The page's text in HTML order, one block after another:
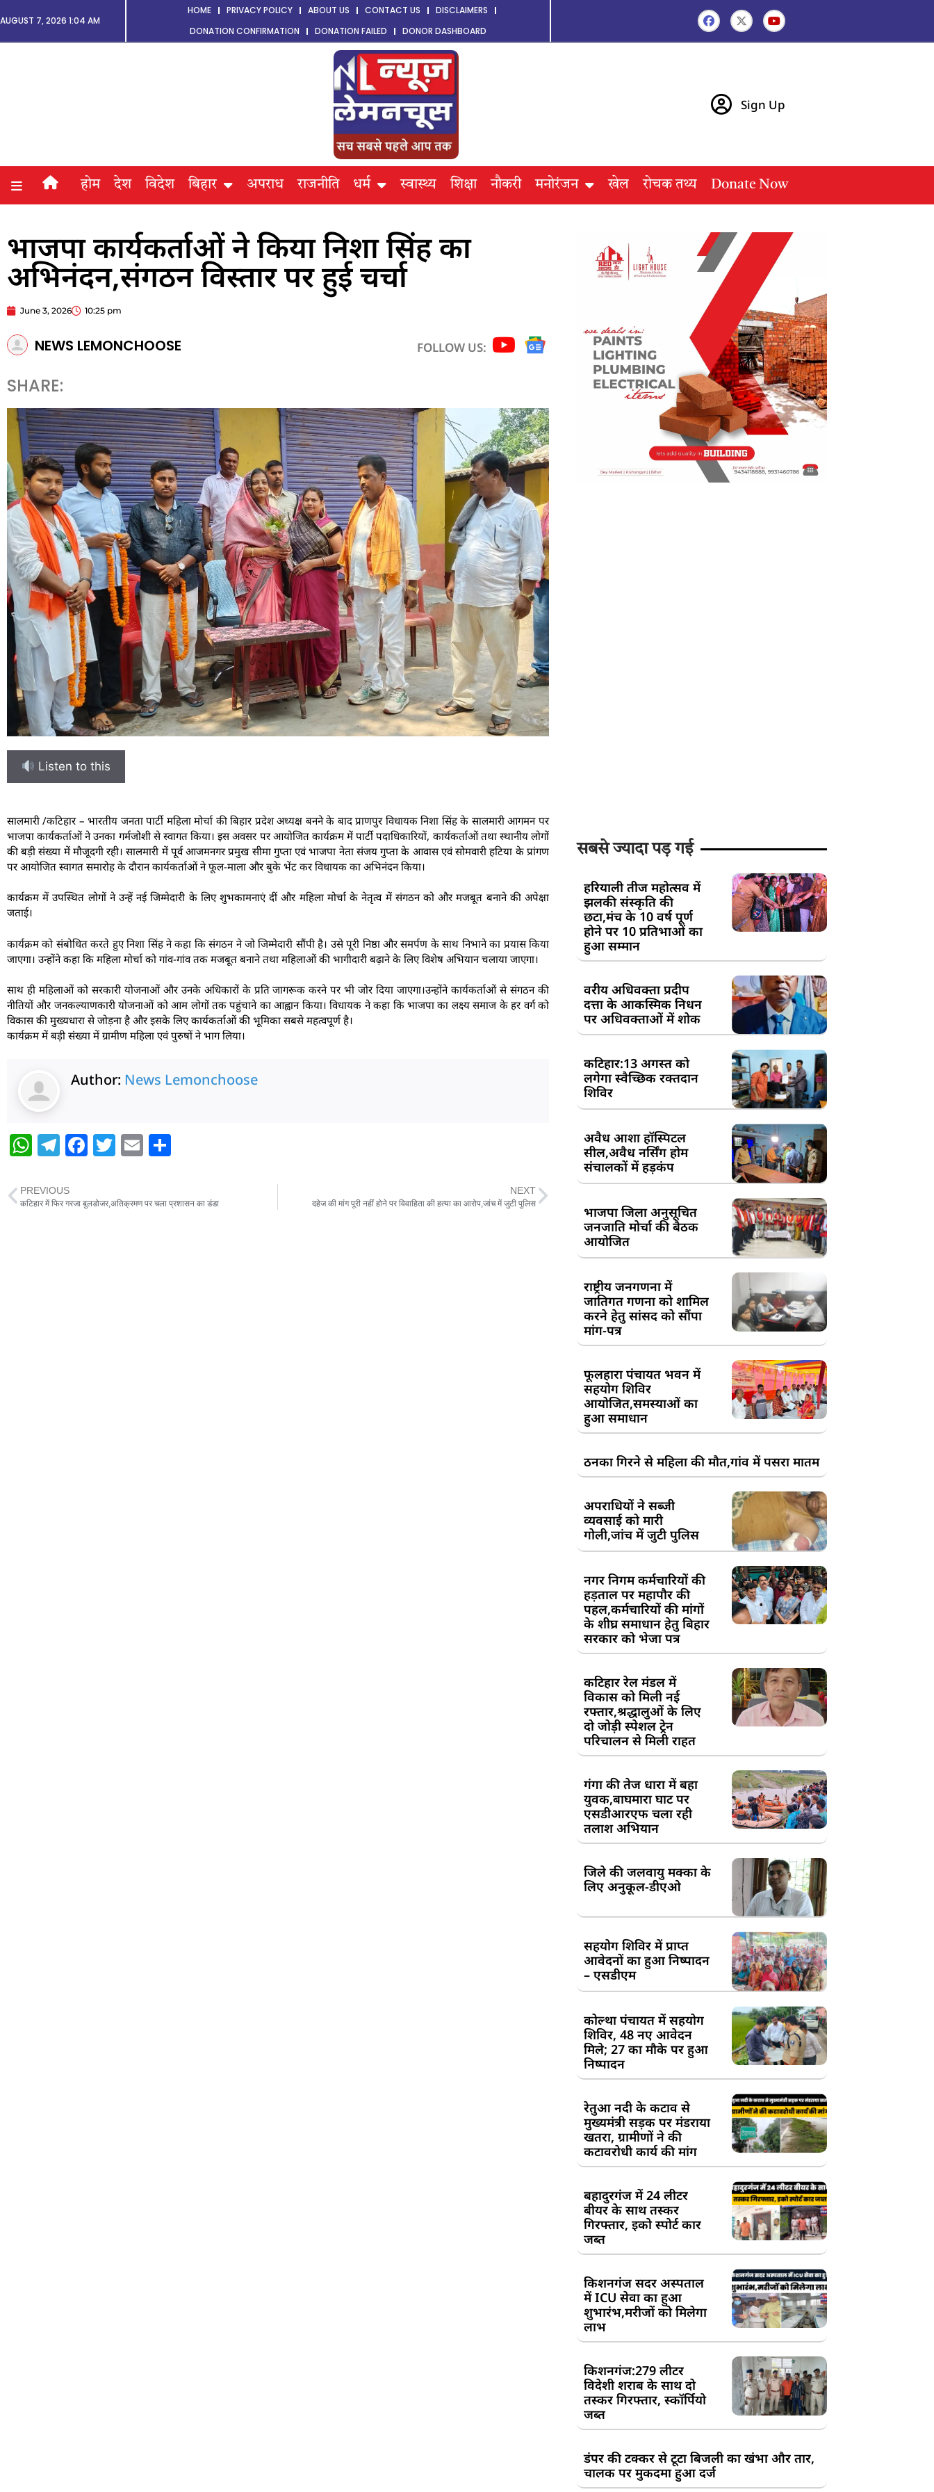
AUGUST 7, 2026 1:04 AM
HOME PRIVACY POLICY ABOUT US CONTACT US
DISCLAIMERS
DONATION CONFIRMATION
DONATION FAILED DONOR DASHBOARD
Sign Up
होम देश विदेश बिहार अपराध राजनीति धर्म स्वास्थ्य शिक्षा नौकरी मनोरंजन खेल रोचक तथ्य Donate Now
भाजपा कार्यकर्ताओं ने किया निशा सिंह का
अभिनंदन,संगठन विस्तार पर हुई चर्चा
June 3, 2026 10:25 pm
NEWS LEMONCHOOSE FOLLOW US:
SHARE:
Listen to this
सालमारी /कटिहार – भारतीय जनता पार्टी महिला मोर्चा की बिहार प्रदेश अध्यक्ष बनने के बाद प्राणपुर विधायक निशा सिंह के सालमारी आगमन पर
भाजपा कार्यकर्ताओं ने उनका गर्मजोशी से स्वागत किया। इस अवसर पर आयोजित कार्यक्रम में पार्टी पदाधिकारियों, कार्यकर्ताओं तथा स्थानीय लोगों
की बड़ी संख्या में मौजूदगी रही। सालमारी में पूर्व आजमनगर प्रमुख सीमा गुप्ता एवं भाजपा नेता संजय गुप्ता के आवास एवं सोमवारी हटिया के प्रांगण
पर आयोजित स्वागत समारोह के दौरान कार्यकर्ताओं ने फूल-माला और बुके भेंट कर विधायक का अभिनंदन किया।
कार्यक्रम में उपस्थित लोगों ने उन्हें नई जिम्मेदारी के लिए शुभकामनाएं दीं और महिला मोर्चा के नेतृत्व में संगठन को और मजबूत बनाने की अपेक्षा
जताई।
कार्यक्रम को संबोधित करते हुए निशा सिंह ने कहा कि संगठन ने जो जिम्मेदारी सौंपी है। उसे पूरी निष्ठा और समर्पण के साथ निभाने का प्रयास किया
जाएगा। उन्होंने कहा कि महिला मोर्चा को गांव-गांव तक मजबूत बनाने तथा महिलाओं की भागीदारी बढ़ाने के लिए विशेष अभियान चलाया जाएगा।
साथ ही महिलाओं को सरकारी योजनाओं और उनके अधिकारों के प्रति जागरूक करने पर भी जोर दिया जाएगा।उन्होंने कार्यकर्ताओं से संगठन की
नीतियों और जनकल्याणकारी योजनाओं को आम लोगों तक पहुंचाने का आह्वान किया। विधायक ने कहा कि भाजपा का लक्ष्य समाज के हर वर्ग को
विकास की मुख्यधारा से जोड़ना है और इसके लिए कार्यकर्ताओं की भूमिका सबसे महत्वपूर्ण है।
कार्यक्रम में बड़ी संख्या में ग्रामीण महिला एवं पुरुषों ने भाग लिया।
Author: News Lemonchoose
W
at
s
T
e
g
F
e
T
er
E
l e
PREVIOUS
कटिहार में फिर गरजा बुलडोजर,अतिक्रमण पर चला प्रशासन का डंडा
NEXT
दहेज की मांग पूरी नहीं होने पर विवाहिता की हत्या का आरोप,जांच में जुटी पुलिस
सबसे ज्यादा पड़ गई
हरियाली तीज महोत्सव में
झलकी संस्कृति की
छटा,मंच के 10 वर्ष पूर्ण
होने पर 10 प्रतिभाओं का
हुआ सम्मान
वरीय अधिवक्ता प्रदीप
दत्ता के आकस्मिक निधन
पर अधिवक्ताओं में शोक
कटिहार:13 अगस्त को
लगेगा स्वैच्छिक रक्तदान
शिविर
अवैध आशा हॉस्पिटल
सील,अवैध नर्सिंग होम
संचालकों में हड़कंप
भाजपा जिला अनुसूचित
जनजाति मोर्चा की बैठक
आयोजित
राष्ट्रीय जनगणना में
जातिगत गणना को शामिल
करने हेतु सांसद को सौंपा
मांग-पत्र
फूलहारा पंचायत भवन में
सहयोग शिविर
आयोजित,समस्याओं का
हुआ समाधान
ठनका गिरने से महिला की मौत,गांव में पसरा मातम
अपराधियों ने सब्जी
व्यवसाई को मारी
गोली,जांच में जुटी पुलिस
नगर निगम कर्मचारियों की
हड़ताल पर महापौर की
पहल,कर्मचारियों की मांगों
के शीघ्र समाधान हेतु बिहार
सरकार को भेजा पत्र
कटिहार रेल मंडल में
विकास को मिली नई
रफ्तार,श्रद्धालुओं के लिए
दो जोड़ी स्पेशल ट्रेन
परिचालन से मिली राहत
गंगा की तेज धारा में बहा
युवक,बाघमारा घाट पर
एसडीआरएफ चला रही
तलाश अभियान
जिले की जलवायु मक्का के
लिए अनुकूल-डीएओ
सहयोग शिविर में प्राप्त
आवेदनों का हुआ निष्पादन
– एसडीएम
कोल्था पंचायत में सहयोग
शिविर, 48 नए आवेदन
मिले; 27 का मौके पर हुआ
निष्पादन
रेतुआ नदी के कटाव से
मुख्यमंत्री सड़क पर मंडराया
खतरा, ग्रामीणों ने की
कटावरोधी कार्य की मांग
बहादुरगंज में 24 लीटर
बीयर के साथ तस्कर
गिरफ्तार, इको स्पोर्ट कार
जब्त
किशनगंज सदर अस्पताल
में ICU सेवा का हुआ
शुभारंभ,मरीजों को मिलेगा
लाभ
किशनगंज:279 लीटर
विदेशी शराब के साथ दो
तस्कर गिरफ्तार, स्कॉर्पियो
जब्त
डंपर की टक्कर से टूटा बिजली का खंभा और तार,
चालक पर मुकदमा हुआ दर्ज